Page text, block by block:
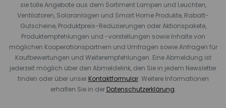
sie tolle Angebote aus dem Sortiment Lampen und Leuchten,
Ventilatoren, Solaranlagen und Smart Home Produkte, Rabatt-
Gutscheine, Produktpreis-Reduzierungen oder Aktionspakete,
Produktempfehlungen und -vorstellungen sowie Inhalte von
möglichen Kooperationspartnern und Umfragen sowie Anfragen für
Kaufbewertungen und Weiterempfehlungen. Eine Abmeldung ist
jederzeit möglich über den Abmeldelink, den Sie in jedem Newsletter
finden oder über unser Kontaktformular. Weitere Informationen
erhalten Sie in der Datenschutzerklärung.